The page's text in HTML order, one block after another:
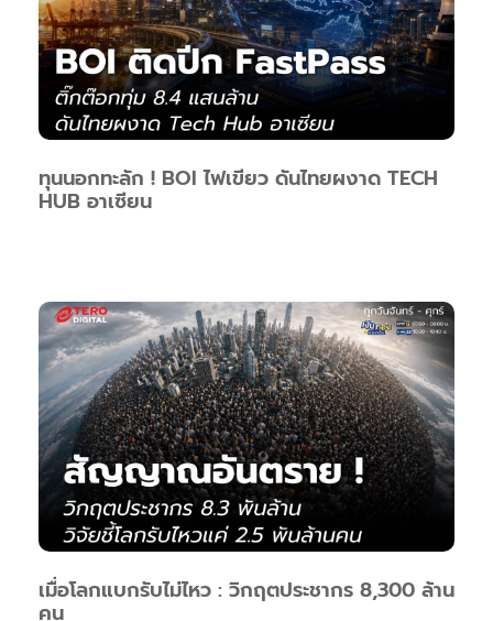
ทุนนอกทะลัก ! BOI ไฟเขียว ดันไทยผงาด TECH
HUB อาเซียน
เมื่อโลกแบกรับไม่ไหว : วิกฤตประชากร 8,300 ล้าน
คน